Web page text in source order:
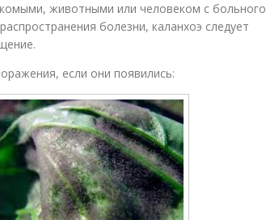
животными или человеком с больного
болезни, каланхоэ следует
если они появились: